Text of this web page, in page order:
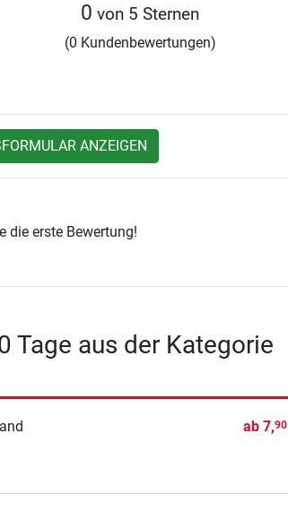
0 von 5 Sternen
(0 Kundenbewertungen)
ANZEIGEN
die erste Bewertung!
Tage aus der Kategorie
ab7,90